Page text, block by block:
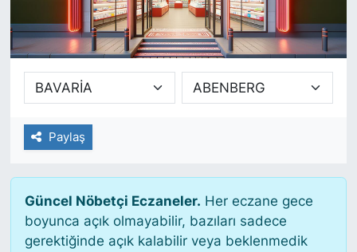
Paylaş
Güncel Nöbetçi Eczaneler. Her eczane gece
boyunca açık olmayabilir, bazıları sadece
gerektiğinde açık kalabilir veya beklenmedik
SİYASET
SAĞLIK